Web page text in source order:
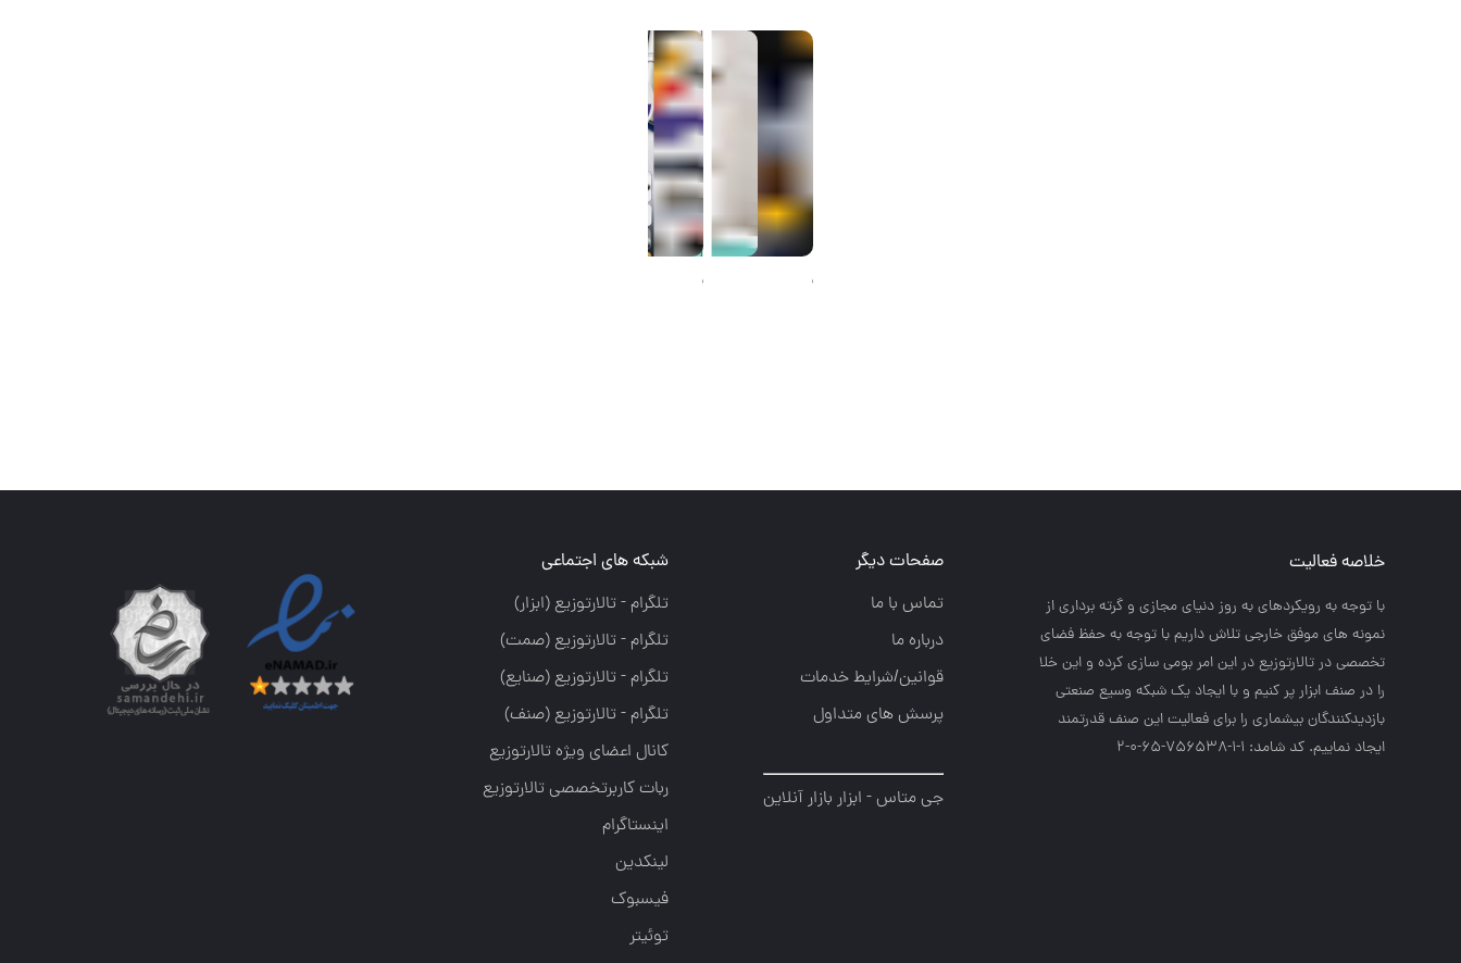
خلاصه فعالیت
با توجه به رويكردهاي به روز دنياي مجازي و گرته برداري از
نمونه هاي موفق خارجي تلاش داريم با توجه به حفظ فضاي
تخصصي در تالارتوزيع در اين امر بومي سازي كرده و اين خلا
را در صنف ابزار پر كنيم و با ايجاد يك شبكه وسيع صنعتي
بازديدكنندگان بيشماري را براي فعاليت اين صنف قدرتمند
ايجاد نماييم. کد شامد: 1-1-756538-65-0-2
صفحات دیگر
تماس با ما
درباره ما
قوانین/شرایط خدمات
پرسش های متداول
جی متاس - ابزار بازار آنلاین
شبکه های اجتماعی
تلگرام - تالارتوزيع (ابزار)
تلگرام - تالارتوزيع (صمت)
تلگرام - تالارتوزيع (صنايع)
تلگرام - تالارتوزیع (صنف)
کانال اعضای ویژه تالارتوزیع
ربات کاربرتخصصی تالارتوزیع
اینستاگرام
لینکدین
فیسبوک
توئیتر